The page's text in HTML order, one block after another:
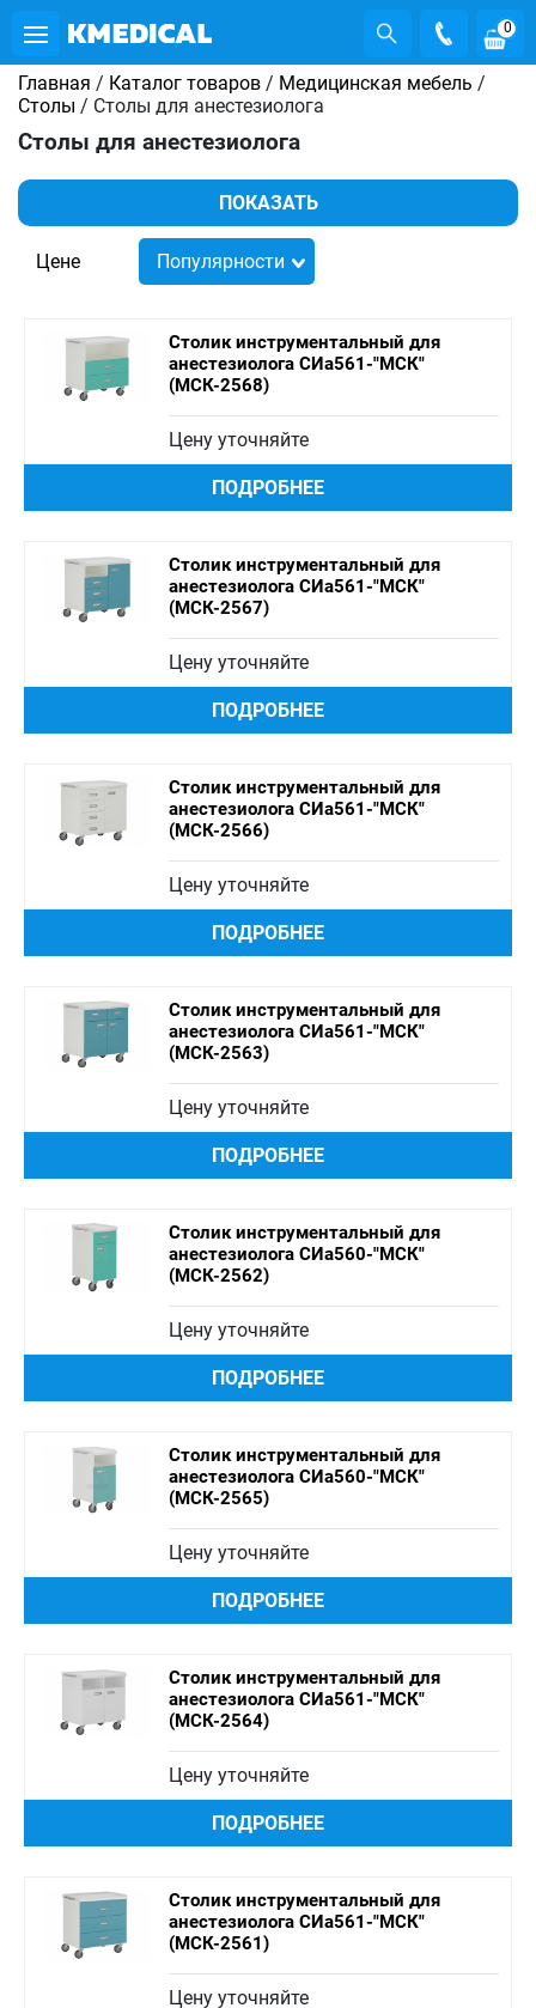
0
Главная / Каталог товаров / Медицинская мебель /
Столы / Столы для анестезиолога
Столы для анестезиолога
ПОКАЗАТЬ
Цене Популярности
Столик инструментальный для
анестезиолога СИа561-"МСК"
(МСК-2568)
Цену уточняйте
ПОДРОБНЕЕ
Столик инструментальный для
анестезиолога СИа561-"МСК"
(МСК-2567)
Цену уточняйте
ПОДРОБНЕЕ
Столик инструментальный для
анестезиолога СИа561-"МСК"
(МСК-2566)
Цену уточняйте
ПОДРОБНЕЕ
Столик инструментальный для
анестезиолога СИа561-"МСК"
(МСК-2563)
Цену уточняйте
ПОДРОБНЕЕ
Столик инструментальный для
анестезиолога СИа560-"МСК"
(МСК-2562)
Цену уточняйте
ПОДРОБНЕЕ
Столик инструментальный для
анестезиолога СИа560-"МСК"
(МСК-2565)
Цену уточняйте
ПОДРОБНЕЕ
Столик инструментальный для
анестезиолога СИа561-"МСК"
(МСК-2564)
Цену уточняйте
ПОДРОБНЕЕ
Столик инструментальный для
анестезиолога СИа561-"МСК"
(МСК-2561)
Цену уточняйте